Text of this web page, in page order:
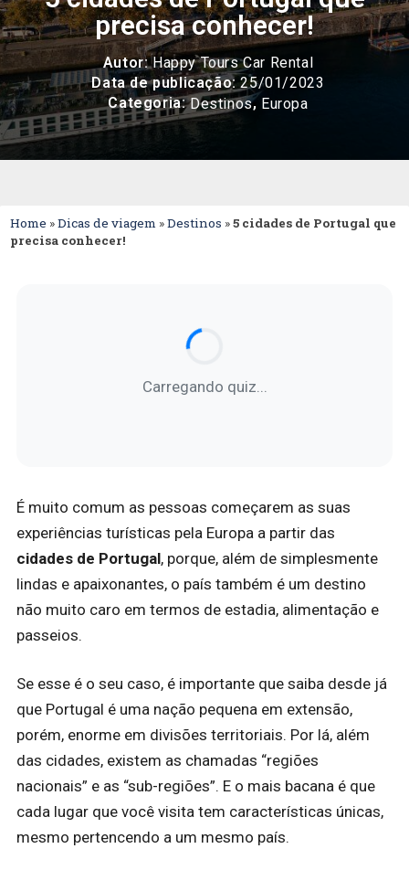
precisa conhecer!
Autor:Happy Tours Car Rental
Data de publicação:25/01/2023
Categoria: Destinos, Europa
Home »Dicas de viagem »Destinos »5 cidades de Portugal que
precisa conhecer!
Carregando quiz...
É muito comum as pessoas começarem as suas
experiências turísticas pela Europa a partir das
cidades de Portugal, porque, além de simplesmente
lindas e apaixonantes, o país também é um destino
não muito caro em termos de estadia, alimentação e
passeios.
Se esse é o seu caso, é importante que saiba desde já
que Portugal é uma nação pequena em extensão,
porém, enorme em divisões territoriais. Por lá, além
das cidades, existem as chamadas “regiões
nacionais” e as “sub-regiões”. E o mais bacana é que
cada lugar que você visita tem características únicas,
mesmo pertencendo a um mesmo país.